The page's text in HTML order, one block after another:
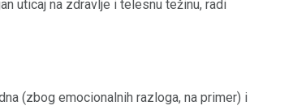
uticaj na zdravlje i telesnu težinu, radi
(zbog emocionalnih razloga, na primer) i